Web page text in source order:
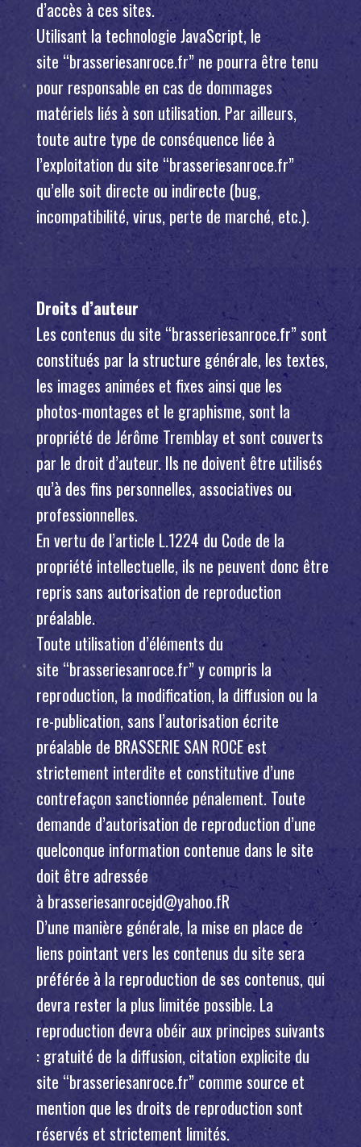
d’accès à ces sites.
Utilisant la technologie JavaScript, le
site “brasseriesanroce.fr” ne pourra être tenu
pour responsable en cas de dommages
matériels liés à son utilisation. Par ailleurs,
toute autre type de conséquence liée à
l’exploitation du site “brasseriesanroce.fr”
qu’elle soit directe ou indirecte (bug,
incompatibilité, virus, perte de marché, etc.).
Droits d’auteur
Les contenus du site “brasseriesanroce.fr” sont
constitués par la structure générale, les textes,
les images animées et fixes ainsi que les
photos-montages et le graphisme, sont la
propriété de Jérôme Tremblay et sont couverts
par le droit d’auteur. Ils ne doivent être utilisés
qu’à des fins personnelles, associatives ou
professionnelles.
En vertu de l’article L.1224 du Code de la
propriété intellectuelle, ils ne peuvent donc être
repris sans autorisation de reproduction
préalable.
Toute utilisation d’éléments du
site “brasseriesanroce.fr” y compris la
reproduction, la modification, la diffusion ou la
re-publication, sans l’autorisation écrite
préalable de BRASSERIE SAN ROCE est
strictement interdite et constitutive d’une
contrefaçon sanctionnée pénalement. Toute
demande d’autorisation de reproduction d’une
quelconque information contenue dans le site
doit être adressée
à brasseriesanrocejd@yahoo.fR
D’une manière générale, la mise en place de
liens pointant vers les contenus du site sera
préférée à la reproduction de ses contenus, qui
devra rester la plus limitée possible. La
reproduction devra obéir aux principes suivants
: gratuité de la diffusion, citation explicite du
site “brasseriesanroce.fr” comme source et
mention que les droits de reproduction sont
réservés et strictement limités.